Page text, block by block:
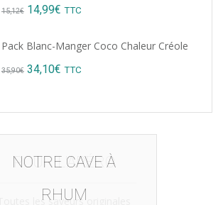
15,12€ Original
14,99€ Current
TTC
Pack Blanc-Manger Coco Chaleur Créole
35,90€ Original
was:
34,10€ Current
is:
TTC
NOTRE CAVE À
RHUM